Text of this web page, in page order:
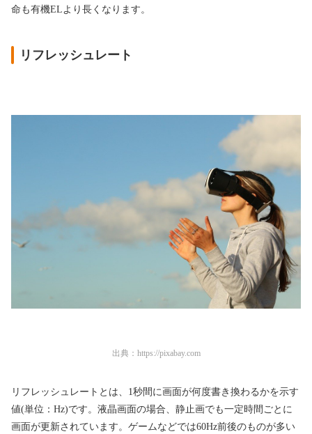
命も有機ELより長くなります。
リフレッシュレート
出典： https://pixabay.com
リフレッシュレートとは、1秒間に画面が何度書き換わるかを示す
値(単位：Hz)です。液晶画面の場合、静止画でも一定時間ごとに
画面が更新されています。ゲームなどでは60Hz前後のものが多い